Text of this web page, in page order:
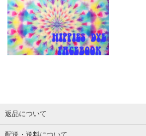
返品について
配送・送料について